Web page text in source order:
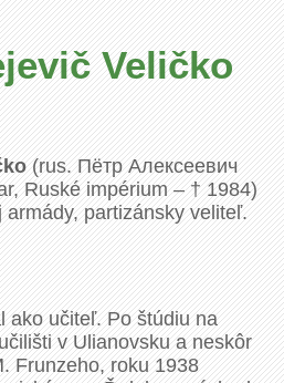
Veličko
(rus.Пётр Алексеевич
Ruské impérium – † 1984)
partizánsky veliteľ.
ako učiteľ. Po štúdiu na
v Ulianovsku a neskôr
Frunzeho, roku 1938